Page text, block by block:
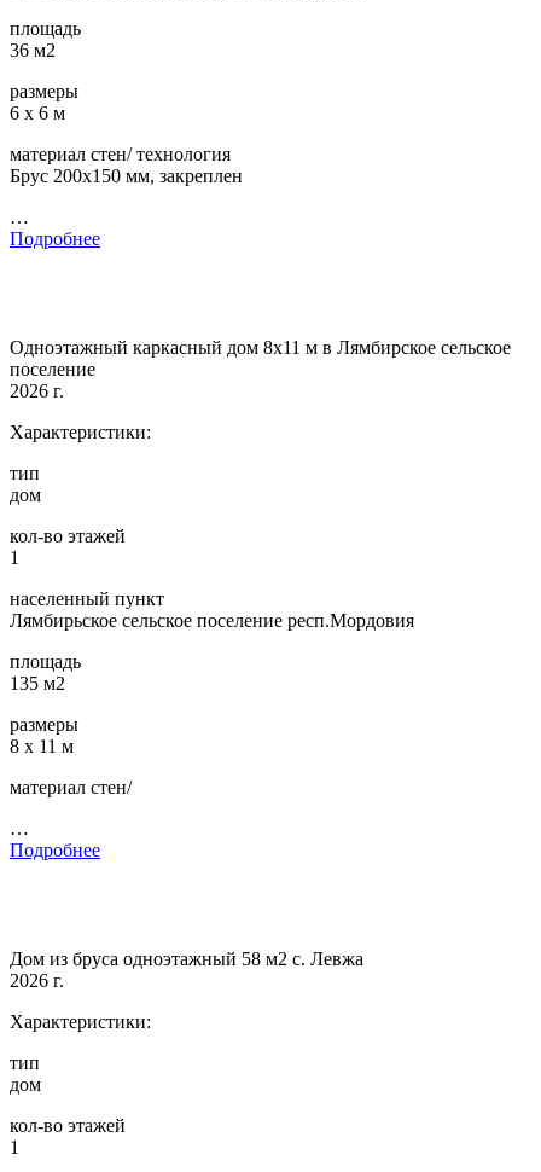
площадь
36 м2
размеры
6 х 6 м
материал стен/ технология
Брус 200х150 мм, закреплен
…
Подробнее
Одноэтажный каркасный дом 8х11 м в Лямбирское сельское
поселение
2026 г.
Характеристики:
тип
дом
кол-во этажей
1
населенный пункт
Лямбирьское сельское поселение респ.Мордовия
площадь
135 м2
размеры
8 х 11 м
материал стен/
…
Подробнее
Дом из бруса одноэтажный 58 м2 с. Левжа
2026 г.
Характеристики:
тип
дом
кол-во этажей
1